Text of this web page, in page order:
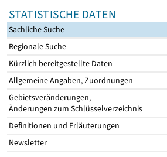
STATISTISCHE DATEN
Sachliche Suche
Regionale Suche
Kürzlich bereitgestellte Daten
Allgemeine Angaben, Zuordnungen
Gebietsveränderungen,
Änderungen zum Schlüsselverzeichnis
Definitionen und Erläuterungen
Newsletter